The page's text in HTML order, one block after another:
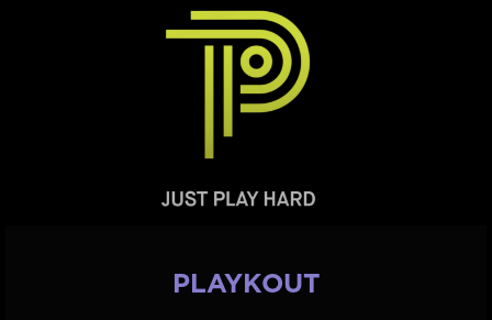
PLAYKOUT